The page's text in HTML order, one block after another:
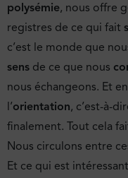
polysémie, nous offre
registres de ce qui fait
c’est le monde que
sens de ce que nous
nous échangeons. Et
l’orientation, c’est-à-
finalement. Tout cela
Nous circulons entre
Et ce qui est